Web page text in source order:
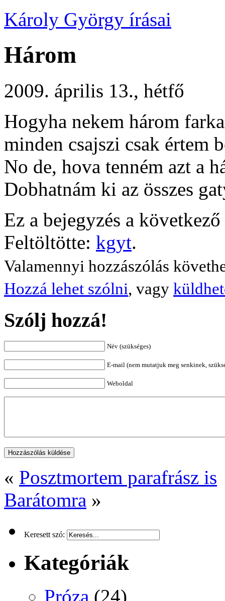
Károly György írásai
Három
2009. április 13., hétfő
Hogyha nekem három
minden csajszi csak értem
No de, hova tenném azt a
Dobhatnám ki az összes
Ez a bejegyzés a
Feltöltötte: kgyt.
Valamennyi hozzászólás
Hozzá lehet szólni, vagy
Szólj hozzá!
Név (szükséges)
E-mail (nem mutatjuk meg senkinek,
Weboldal
« Posztmortem parafrász is
Barátomra »
Keresett szó:
Kategóriák
Próza (24)